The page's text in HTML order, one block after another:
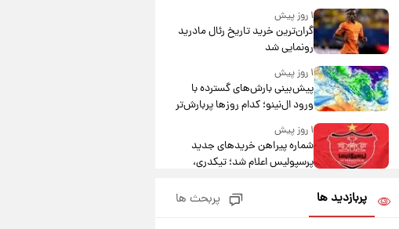
۱ روز پیش
گران‌ترین خرید تاریخ رئال مادرید
رونمایی شد
۱ روز پیش
پیش‌بینی بارش‌های گسترده با
ورود ال‌نینو؛ کدام روزها پربارش‌تر
خواهند بود؟
۱ روز پیش
شماره پیراهن خریدهای جدید
پرسپولیس اعلام شد؛ تیکدری،
جزئیات فعال‌سازی «کیف پول
ایران» اعلام شد+فیلم
پربازدید ها پربحث ها